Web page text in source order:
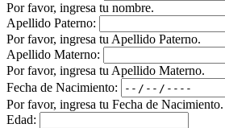
Por favor, ingresa tu nombre.
Apellido Paterno:
Por favor, ingresa tu Apellido Paterno.
Apellido Materno:
Por favor, ingresa tu Apellido Materno.
Fecha de Nacimiento:
Por favor, ingresa tu Fecha de Nacimiento.
Edad: